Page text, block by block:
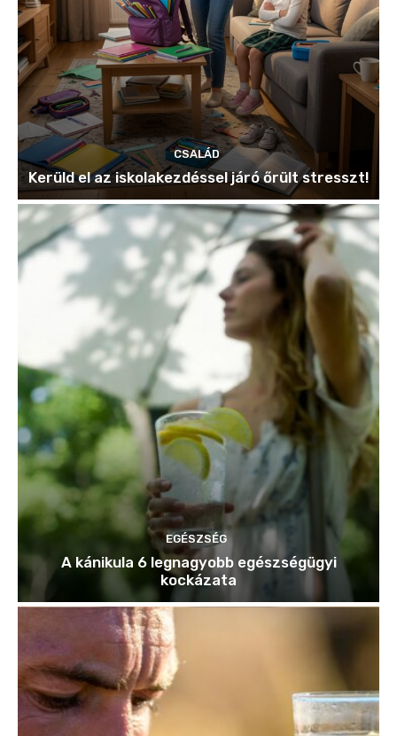
CSALÁD
Kerüld el az iskolakezdéssel járó őrült stresszt!
EGÉSZSÉG
A kánikula 6 legnagyobb egészségügyi
kockázata